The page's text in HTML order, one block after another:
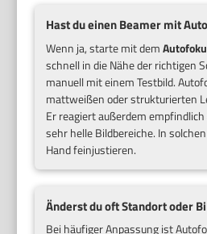
Hast du einen Beamer mit
Wenn ja, starte mit dem
schnell in die Nähe der richtigen
manuell mit einem Testbild.
mattweißen oder strukturierten
Er reagiert außerdem
sehr helle Bildbereiche. In
Hand feinjustieren.
Änderst du oft Standort oder
Bei häufiger Anpassung ist